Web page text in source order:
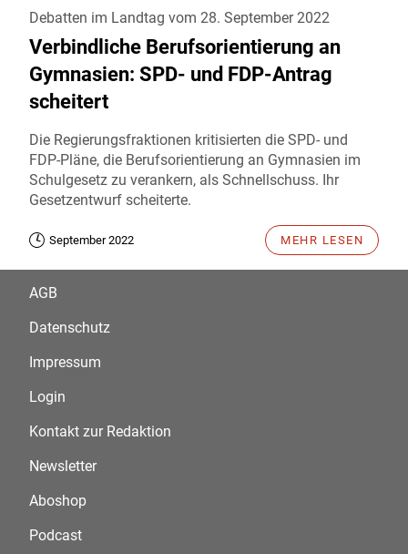
Debatten im Landtag vom 28. September 2022
Verbindliche Berufsorientierung an
Gymnasien: SPD- und FDP-Antrag
scheitert
Die Regierungsfraktionen kritisierten die SPD- und
FDP-Pläne, die Berufsorientierung an Gymnasien im
Schulgesetz zu verankern, als Schnellschuss. Ihr
Gesetzentwurf scheiterte.
September 2022 MEHR LESEN
AGB
Datenschutz
Impressum
Login
Kontakt zur Redaktion
Newsletter
Aboshop
Podcast